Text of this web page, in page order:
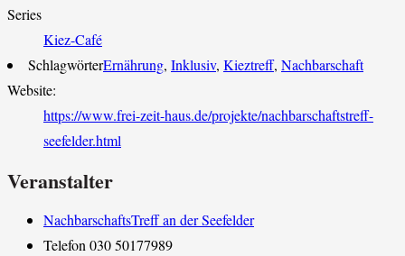
Series
Kiez-Café
SchlagwörterErnährung, Inklusiv, Kieztreff, Nachbarschaft
Website:
https://www.frei-zeit-haus.de/projekte/nachbarschaftstreff-
seefelder.html
Veranstalter
NachbarschaftsTreff an der Seefelder
Telefon030 50177989